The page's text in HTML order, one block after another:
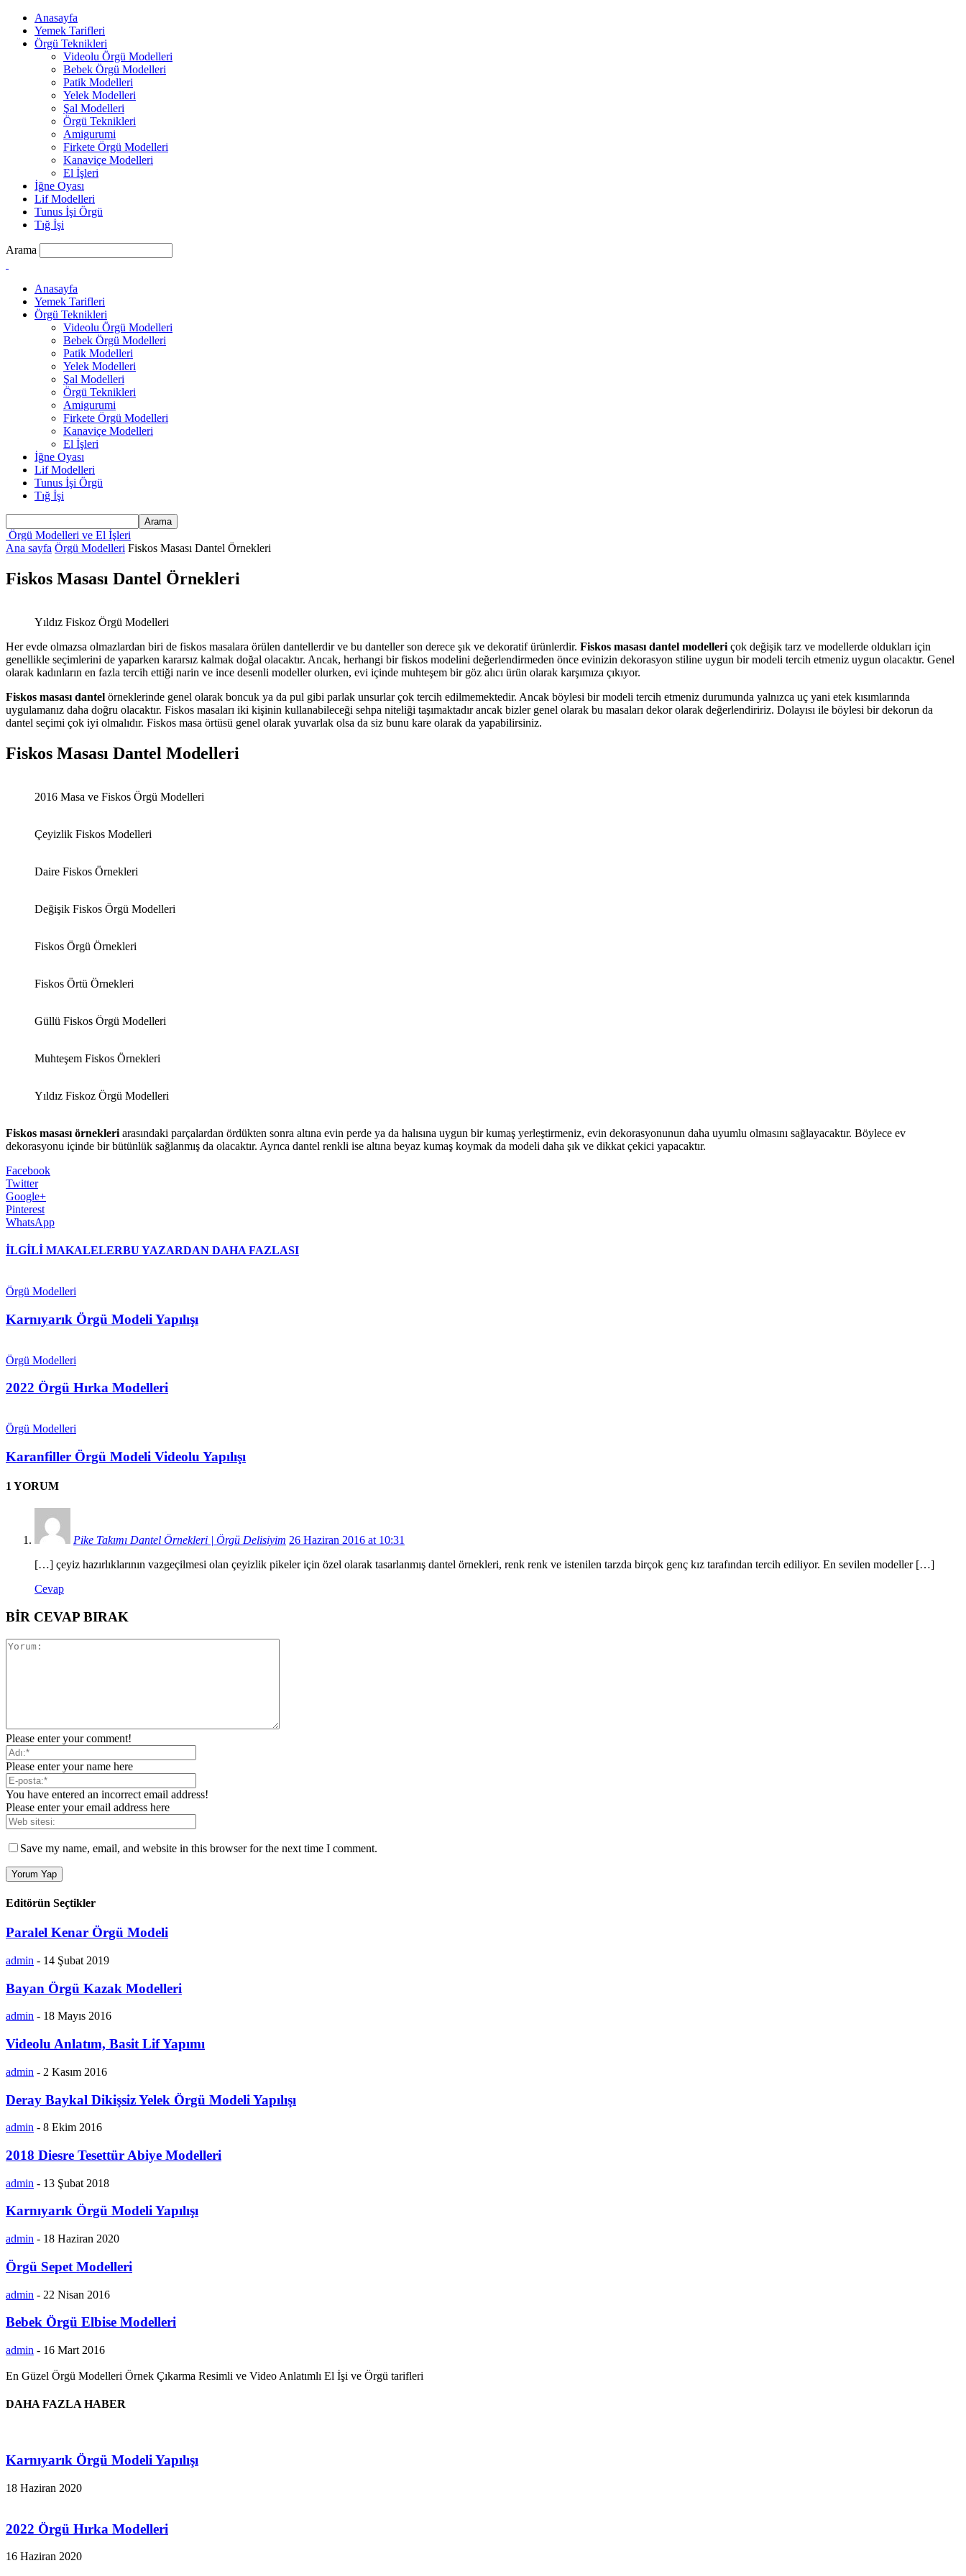
Anasayfa
Yemek Tarifleri
Örgü Teknikleri
Videolu Örgü Modelleri
Bebek Örgü Modelleri
Patik Modelleri
Yelek Modelleri
Şal Modelleri
Örgü Teknikleri
Amigurumi
Firkete Örgü Modelleri
Kanaviçe Modelleri
El İşleri
İğne Oyası
Lif Modelleri
Tunus İşi Örgü
Tığ İşi
Arama
Anasayfa
Yemek Tarifleri
Örgü Teknikleri
Videolu Örgü Modelleri
Bebek Örgü Modelleri
Patik Modelleri
Yelek Modelleri
Şal Modelleri
Örgü Teknikleri
Amigurumi
Firkete Örgü Modelleri
Kanaviçe Modelleri
El İşleri
İğne Oyası
Lif Modelleri
Tunus İşi Örgü
Tığ İşi
Örgü Modelleri ve El İşleri
Ana sayfa Örgü Modelleri Fiskos Masası Dantel Örnekleri
Fiskos Masası Dantel Örnekleri
Yıldız Fiskoz Örgü Modelleri
Her evde olmazsa olmazlardan biri de fiskos masalara örülen dantellerdir ve bu danteller son derece şık ve dekoratif ürünlerdir. Fiskos masası dantel modelleri çok değişik tarz ve modellerde oldukları için
genellikle seçimlerini de yaparken kararsız kalmak doğal olacaktır. Ancak, herhangi bir fiskos modelini değerlendirmeden önce evinizin dekorasyon stiline uygun bir modeli tercih etmeniz uygun olacaktır. Genel
olarak kadınların en fazla tercih ettiği narin ve ince desenli modeller olurken, evi içinde muhteşem bir göz alıcı ürün olarak karşımıza çıkıyor.
Fiskos masası dantel örneklerinde genel olarak boncuk ya da pul gibi parlak unsurlar çok tercih edilmemektedir. Ancak böylesi bir modeli tercih etmeniz durumunda yalnızca uç yani etek kısımlarında
uygulamanız daha doğru olacaktır. Fiskos masaları iki kişinin kullanabileceği sehpa niteliği taşımaktadır ancak bizler genel olarak bu masaları dekor olarak değerlendiririz. Dolayısı ile böylesi bir dekorun da
dantel seçimi çok iyi olmalıdır. Fiskos masa örtüsü genel olarak yuvarlak olsa da siz bunu kare olarak da yapabilirsiniz.
Fiskos Masası Dantel Modelleri
2016 Masa ve Fiskos Örgü Modelleri
Çeyizlik Fiskos Modelleri
Daire Fiskos Örnekleri
Değişik Fiskos Örgü Modelleri
Fiskos Örgü Örnekleri
Fiskos Örtü Örnekleri
Güllü Fiskos Örgü Modelleri
Muhteşem Fiskos Örnekleri
Yıldız Fiskoz Örgü Modelleri
Fiskos masası örnekleri arasındaki parçalardan ördükten sonra altına evin perde ya da halısına uygun bir kumaş yerleştirmeniz, evin dekorasyonunun daha uyumlu olmasını sağlayacaktır. Böylece ev
dekorasyonu içinde bir bütünlük sağlanmış da olacaktır. Ayrıca dantel renkli ise altına beyaz kumaş koymak da modeli daha şık ve dikkat çekici yapacaktır.
Facebook
Twitter
Google+
Pinterest
WhatsApp
İLGİLİ MAKALELERBU YAZARDAN DAHA FAZLASI
Örgü Modelleri
Karnıyarık Örgü Modeli Yapılışı
Örgü Modelleri
2022 Örgü Hırka Modelleri
Örgü Modelleri
Karanfiller Örgü Modeli Videolu Yapılışı
1 YORUM
Pike Takımı Dantel Örnekleri | Örgü Delisiyim 26 Haziran 2016 at 10:31
[…] çeyiz hazırlıklarının vazgeçilmesi olan çeyizlik pikeler için özel olarak tasarlanmış dantel örnekleri, renk renk ve istenilen tarzda birçok genç kız tarafından tercih ediliyor. En sevilen modeller […]
Cevap
BİR CEVAP BIRAK
Please enter your comment!
Please enter your name here
You have entered an incorrect email address!
Please enter your email address here
Save my name, email, and website in this browser for the next time I comment.
Editörün Seçtikler
Paralel Kenar Örgü Modeli
admin - 14 Şubat 2019
Bayan Örgü Kazak Modelleri
admin - 18 Mayıs 2016
Videolu Anlatım, Basit Lif Yapımı
admin - 2 Kasım 2016
Deray Baykal Dikişsiz Yelek Örgü Modeli Yapılışı
admin - 8 Ekim 2016
2018 Diesre Tesettür Abiye Modelleri
admin - 13 Şubat 2018
Karnıyarık Örgü Modeli Yapılışı
admin - 18 Haziran 2020
Örgü Sepet Modelleri
admin - 22 Nisan 2016
Bebek Örgü Elbise Modelleri
admin - 16 Mart 2016
En Güzel Örgü Modelleri Örnek Çıkarma Resimli ve Video Anlatımlı El İşi ve Örgü tarifleri
DAHA FAZLA HABER
Karnıyarık Örgü Modeli Yapılışı
18 Haziran 2020
2022 Örgü Hırka Modelleri
16 Haziran 2020